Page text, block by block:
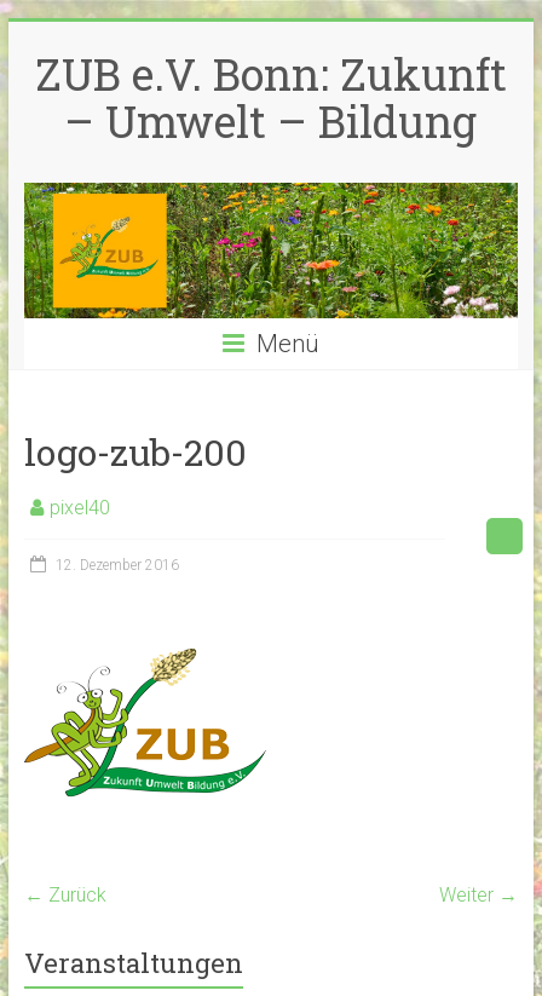
Inhalt
springen
ZUB e.V. Bonn: Zukunft
– Umwelt – Bildung
Menü
logo-zub-200
pixel40
12. Dezember 2016
← Zurück Weiter →
Veranstaltungen